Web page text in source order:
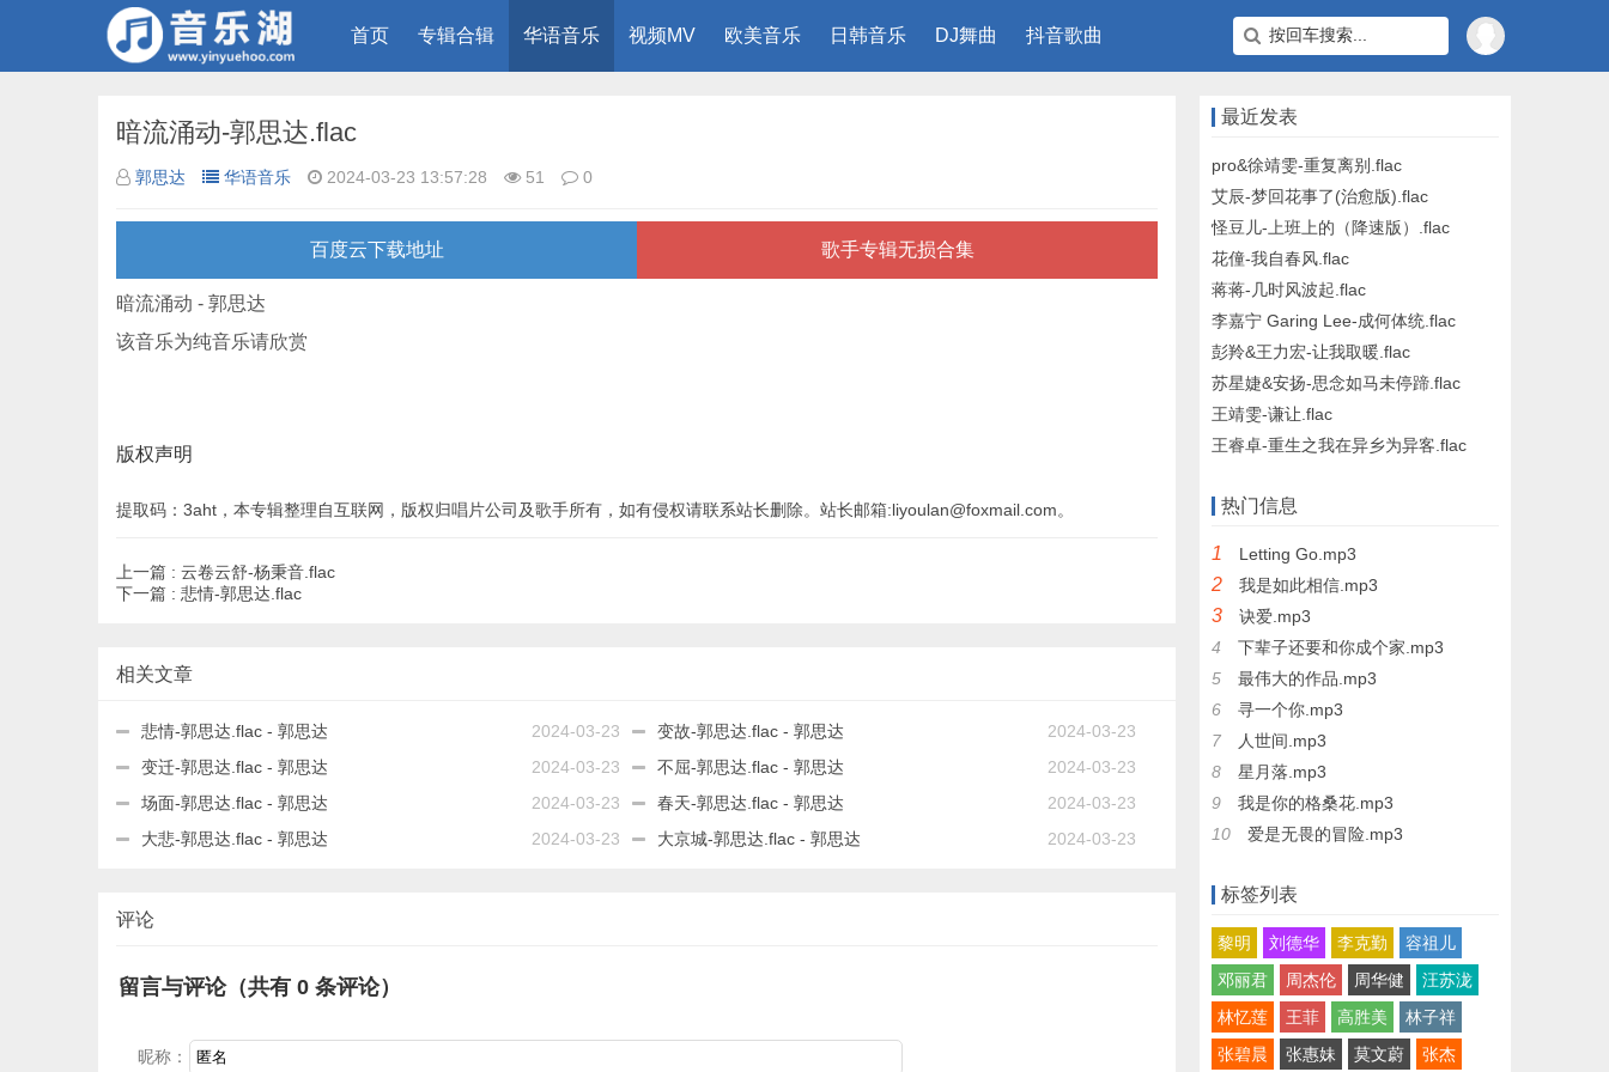
首页 专辑合辑 华语音乐 视频MV 欧美音乐 日韩音乐 DJ舞曲 抖音歌曲
暗流涌动-郭思达.flac
郭思达 华语音乐 2024-03-23 13:57:28 51 0
百度云下载地址 歌手专辑无损合集
暗流涌动 - 郭思达
该音乐为纯音乐请欣赏
版权声明
提取码：3aht，本专辑整理自互联网，版权归唱片公司及歌手所有，如有侵权请联系站长删除。站长邮箱:liyoulan@foxmail.com。
上一篇 : 云卷云舒-杨秉音.flac
下一篇 : 悲情-郭思达.flac
相关文章
悲情-郭思达.flac - 郭思达 2024-03-23 变故-郭思达.flac - 郭思达
2024-03-23
变迁-郭思达.flac - 郭思达
2024-03-23 不屈-郭思达.flac - 郭思达
2024-03-23
场面-郭思达.flac - 郭思达
2024-03-23 春天-郭思达.flac - 郭思达
2024-03-23
大悲-郭思达.flac - 郭思达
2024-03-23 大京城-郭思达.flac - 郭思达 2024-03-23
评论
留言与评论（共有 0 条评论）
昵称：
最近发表
pro&徐靖雯-重复离别.flac
艾辰-梦回花事了(治愈版).flac
怪豆儿-上班上的（降速版）.flac
花僮-我自春风.flac
蒋蒋-几时风波起.flac
李嘉宁 Garing Lee-成何体统.flac
彭羚&王力宏-让我取暖.flac
苏星婕&安扬-思念如马未停蹄.flac
王靖雯-谦让.flac
王睿卓-重生之我在异乡为异客.flac
热门信息
1 Letting Go.mp3
2 我是如此相信.mp3
3
诀爱.mp3
4
下辈子还要和你成个家.mp3
5
最伟大的作品.mp3
6
寻一个你.mp3
7
人世间.mp3
8
星月落.mp3
9
我是你的格桑花.mp3
10
爱是无畏的冒险.mp3
标签列表
黎明 刘德华 李克勤
容祖儿
邓丽君
周杰伦 周华健
汪苏泷
林忆莲
王菲 高胜美
林子祥
张碧晨
张惠妹 莫文蔚 张杰